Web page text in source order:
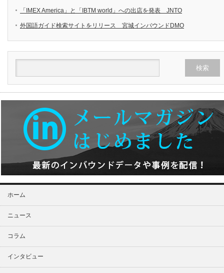
「IMEX America」と「IBTM world」への出店を発表 JNTO
外国語ガイド検索サイトをリリース 宮城インバウンドDMO
ホーム
ニュース
コラム
インタビュー